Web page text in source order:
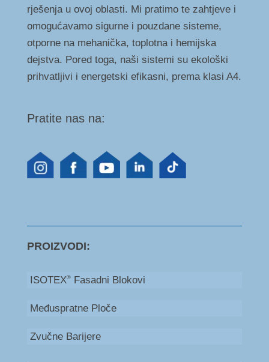
rješenja u ovoj oblasti. Mi pratimo te zahtjeve i
omogućavamo sigurne i pouzdane sisteme,
otporne na mehanička, toplotna i hemijska
dejstva. Pored toga, naši sistemi su ekološki
prihvatljivi i energetski efikasni, prema klasi A4.
Pratite nas na:
PROIZVODI:
ISOTEX®Fasadni Blokovi
Međuspratne Ploče
Zvučne Barijere